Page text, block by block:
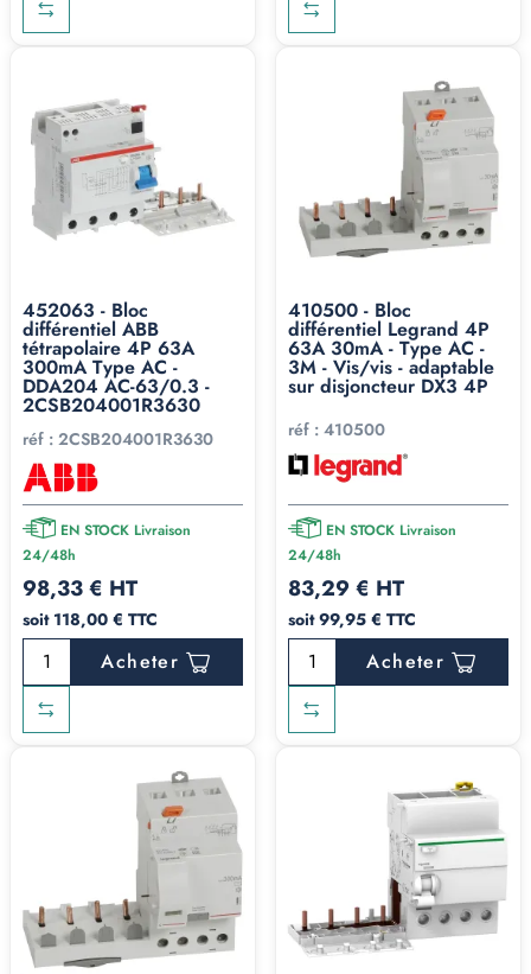
452063 - Bloc
différentiel ABB
tétrapolaire 4P 63A
300mA Type AC -
DDA204 AC-63/0.3 -
2CSB204001R3630
réf : 2CSB204001R3630
EN STOCK Livraison
24/48h
98,33 € HT
soit 118,00 € TTC
Acheter
410500 - Bloc
différentiel Legrand 4P
63A 30mA - Type AC -
3M - Vis/vis - adaptable
sur disjoncteur DX3 4P
réf : 410500
EN STOCK Livraison
24/48h
83,29 € HT
soit 99,95 € TTC
Acheter